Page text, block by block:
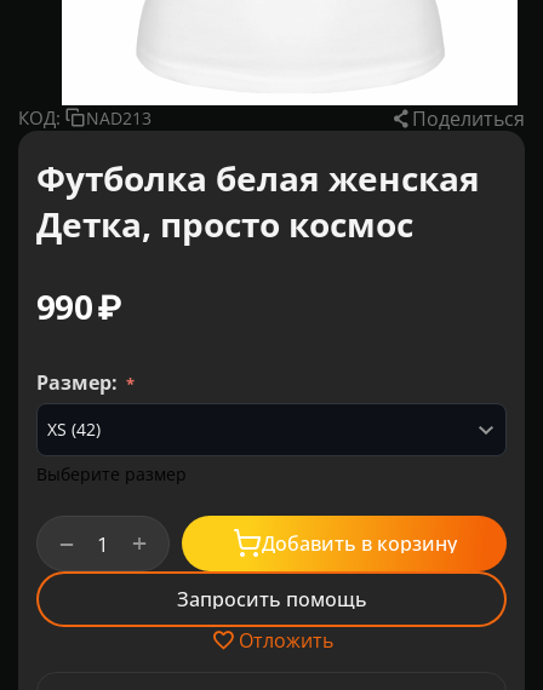
КОД: NAD213 Поделиться
Футболка белая женская
Детка, просто космос
‍990‍₽
Размер:
Выберите размер
+
− Добавить в корзину
Запросить помощь
Отложить